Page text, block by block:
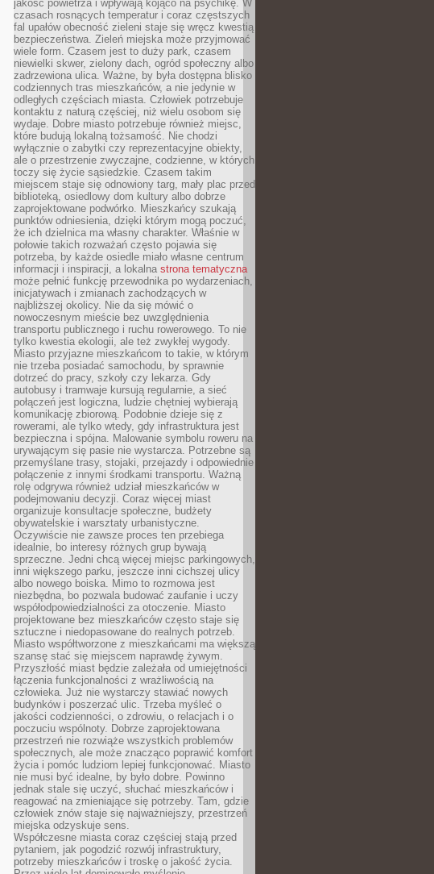
jakość powietrza i wpływają kojąco na psychikę. W
czasach rosnących temperatur i coraz częstszych
fal upałów obecność zieleni staje się wręcz kwestią
bezpieczeństwa. Zieleń miejska może przyjmować
wiele form. Czasem jest to duży park, czasem
niewielki skwer, zielony dach, ogród społeczny albo
zadrzewiona ulica. Ważne, by była dostępna blisko
codziennych tras mieszkańców, a nie jedynie w
odległych częściach miasta. Człowiek potrzebuje
kontaktu z naturą częściej, niż wielu osobom się
wydaje. Dobre miasto potrzebuje również miejsc,
które budują lokalną tożsamość. Nie chodzi
wyłącznie o zabytki czy reprezentacyjne obiekty,
ale o przestrzenie zwyczajne, codzienne, w których
toczy się życie sąsiedzkie. Czasem takim
miejscem staje się odnowiony targ, mały plac przed
biblioteką, osiedlowy dom kultury albo dobrze
zaprojektowane podwórko. Mieszkańcy szukają
punktów odniesienia, dzięki którym mogą poczuć,
że ich dzielnica ma własny charakter. Właśnie w
połowie takich rozważań często pojawia się
potrzeba, by każde osiedle miało własne centrum
informacji i inspiracji, a lokalna strona tematyczna
może pełnić funkcję przewodnika po wydarzeniach,
inicjatywach i zmianach zachodzących w
najbliższej okolicy. Nie da się mówić o
nowoczesnym mieście bez uwzględnienia
transportu publicznego i ruchu rowerowego. To nie
tylko kwestia ekologii, ale też zwykłej wygody.
Miasto przyjazne mieszkańcom to takie, w którym
nie trzeba posiadać samochodu, by sprawnie
dotrzeć do pracy, szkoły czy lekarza. Gdy
autobusy i tramwaje kursują regularnie, a sieć
połączeń jest logiczna, ludzie chętniej wybierają
komunikację zbiorową. Podobnie dzieje się z
rowerami, ale tylko wtedy, gdy infrastruktura jest
bezpieczna i spójna. Malowanie symbolu roweru na
urywającym się pasie nie wystarcza. Potrzebne są
przemyślane trasy, stojaki, przejazdy i odpowiednie
połączenie z innymi środkami transportu. Ważną
rolę odgrywa również udział mieszkańców w
podejmowaniu decyzji. Coraz więcej miast
organizuje konsultacje społeczne, budżety
obywatelskie i warsztaty urbanistyczne.
Oczywiście nie zawsze proces ten przebiega
idealnie, bo interesy różnych grup bywają
sprzeczne. Jedni chcą więcej miejsc parkingowych,
inni większego parku, jeszcze inni cichszej ulicy
albo nowego boiska. Mimo to rozmowa jest
niezbędna, bo pozwala budować zaufanie i uczy
współodpowiedzialności za otoczenie. Miasto
projektowane bez mieszkańców często staje się
sztuczne i niedopasowane do realnych potrzeb.
Miasto współtworzone z mieszkańcami ma większą
szansę stać się miejscem naprawdę żywym.
Przyszłość miast będzie zależała od umiejętności
łączenia funkcjonalności z wrażliwością na
człowieka. Już nie wystarczy stawiać nowych
budynków i poszerzać ulic. Trzeba myśleć o
jakości codzienności, o zdrowiu, o relacjach i o
poczuciu wspólnoty. Dobrze zaprojektowana
przestrzeń nie rozwiąże wszystkich problemów
społecznych, ale może znacząco poprawić komfort
życia i pomóc ludziom lepiej funkcjonować. Miasto
nie musi być idealne, by było dobre. Powinno
jednak stale się uczyć, słuchać mieszkańców i
reagować na zmieniające się potrzeby. Tam, gdzie
człowiek znów staje się najważniejszy, przestrzeń
miejska odzyskuje sens.
Współczesne miasta coraz częściej stają przed
pytaniem, jak pogodzić rozwój infrastruktury,
potrzeby mieszkańców i troskę o jakość życia.